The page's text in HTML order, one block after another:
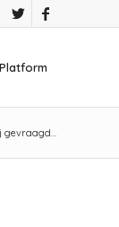
Platform
gevraagd…